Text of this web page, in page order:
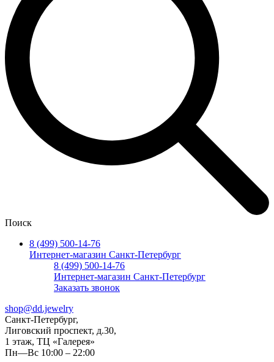
Поиск
8 (499) 500-14-76
Интернет-магазин Санкт-Петербург
8 (499) 500-14-76
Интернет-магазин Санкт-Петербург
Заказать звонок
shop@dd.jewelry
Санкт-Петербург,
Лиговский проспект, д.30,
1 этаж, ТЦ «Галерея»
Пн—Вс 10:00 – 22:00